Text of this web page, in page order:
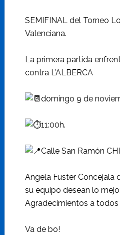
SEMIFINAL del Torneo
Valenciana.
La primera partida
contra L’ALBERCA
domingo 9 de
11:00h.
Calle San Ramón
Angela Fuster Concejala
su equipo desean lo
Agradecimientos a
Va de bo!